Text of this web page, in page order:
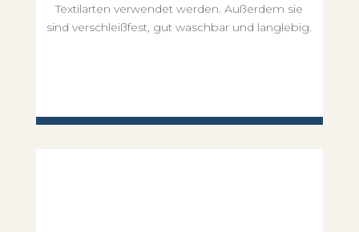
Textilarten verwendet werden. Außerdem sie
sind verschleißfest, gut waschbar und langlebig.